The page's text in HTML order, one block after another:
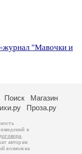
журнал "Мавочки и
Поиск
Магазин
Проза.ру
в
авторам
возможна